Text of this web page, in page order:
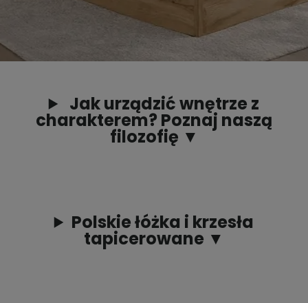
Jak urządzić wnętrze z
charakterem? Poznaj naszą
filozofię ▼
Polskie łóżka i krzesła
tapicerowane ▼